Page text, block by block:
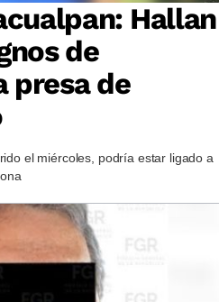
Hallan
de
presa de
el miércoles, podría estar ligado a